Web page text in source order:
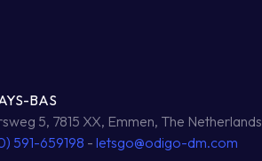
BAS
5, 7815 XX, Emmen, The Netherlands
591-659198 - letsgo@odigo-dm.com